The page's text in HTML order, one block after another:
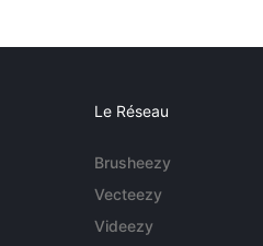
Le Réseau
Brusheezy
Vecteezy
Videezy